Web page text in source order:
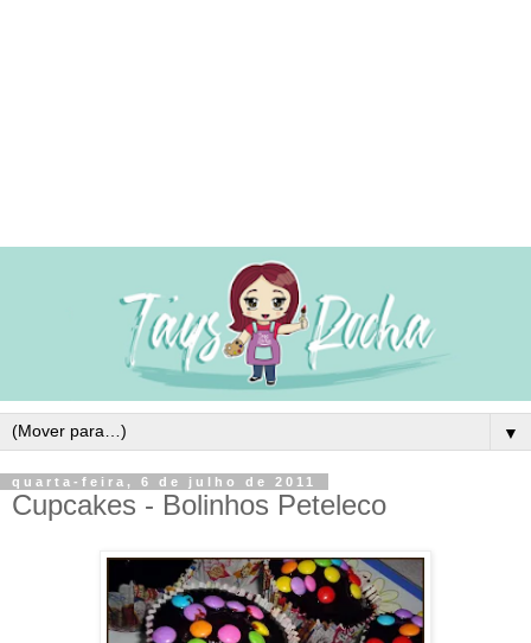
▼
quarta-feira, 6 de julho de 2011
Cupcakes - Bolinhos Peteleco